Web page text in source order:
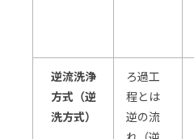
逆流洗浄
方式（逆
洗方式）
ろ過工
程とは
逆の流